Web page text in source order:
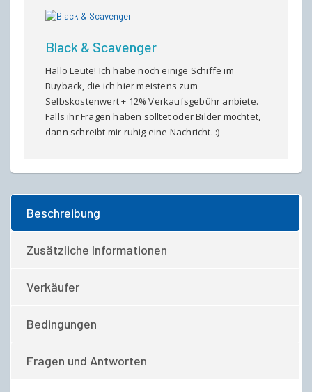
Black & Scavenger
Hallo Leute! Ich habe noch einige Schiffe im
Buyback, die ich hier meistens zum
Selbskostenwert + 12% Verkaufsgebühr anbiete.
Falls ihr Fragen haben solltet oder Bilder möchtet,
dann schreibt mir ruhig eine Nachricht. :)
Beschreibung
Zusätzliche Informationen
Verkäufer
Bedingungen
Fragen und Antworten